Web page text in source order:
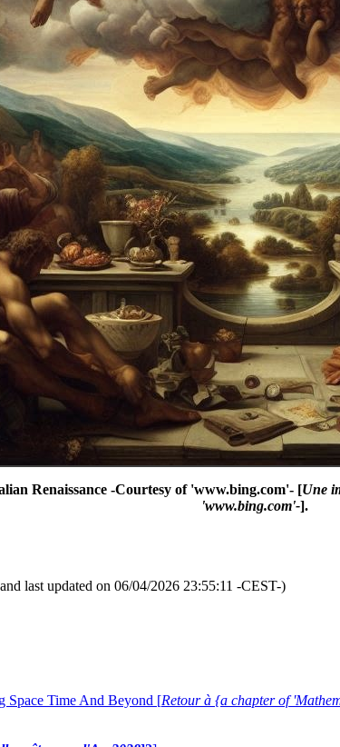
Renaissance -Courtesy of 'www.bing.com'- [Une
'www.bing.com'-].
last updated on 06/04/2026 23:55:11 -CEST-)
Space Time And Beyond [Retour à {a chapter of